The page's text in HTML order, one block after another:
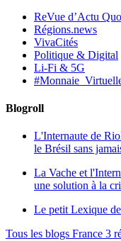
ReVue d’Actu
Régions.news
VivaCités
Politique & Digital
Li-Fi & 5G
Blogroll
L'Internaute de Rio
le Brésil sans
La Vache et
une solution à la
Le petit Lexique
Tous les blogs France 3